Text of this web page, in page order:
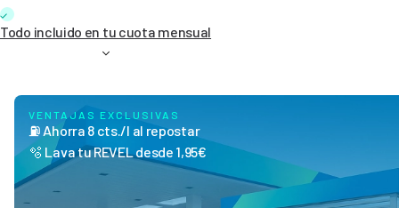
Todo incluido en tu cuota mensual
VENTAJAS EXCLUSIVAS
⛽ Ahorra 8 cts./l al repostar
🫧 Lava tu REVEL desde 1,95€